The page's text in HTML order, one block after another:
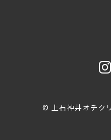
© 上石神井オチク